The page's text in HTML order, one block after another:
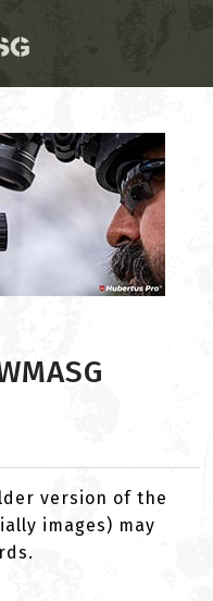
version of the
images) may